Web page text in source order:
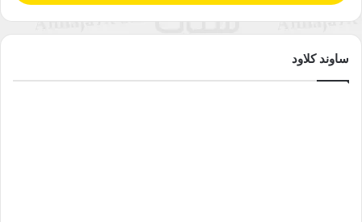
ساوند كلاود